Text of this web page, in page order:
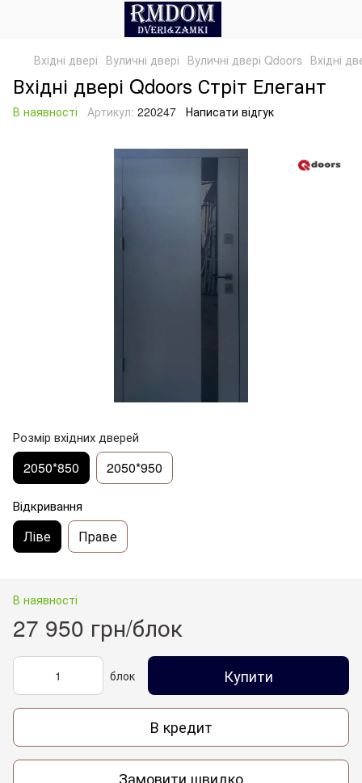
Вхідні двері Вуличні двері Вуличні двері Qdoors Вхідні
Вхідні двері Qdoors Стріт Елегант
В наявності Артикул: 220247 Написати відгук
Розмір вхідних дверей
2050*850 2050*950
Відкривання
Ліве Праве
В наявності
27 950 грн/блок
блок Купити
В кредит
Замовити швидко